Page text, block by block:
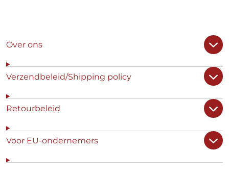
Over ons
Verzendbeleid/Shipping policy
Retourbeleid
Voor EU-ondernemers